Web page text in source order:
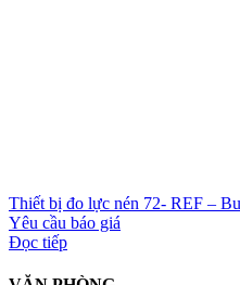
Thiết bị đo lực nén 72- REF –
Yêu cầu báo giá
Đọc tiếp